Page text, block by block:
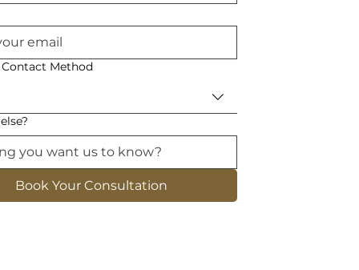
Method
Book Your Consultation